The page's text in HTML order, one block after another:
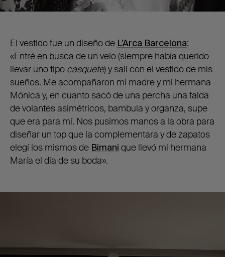
El vestido fue un diseño de L’Arca Barcelona:
«Entré en busca de un velo (siempre había querido
llevar uno tipo casquete) y salí con el vestido de mis
sueños. Me acompañaron mi madre y mi hermana
Mónica y, en cuanto sacó de una percha una falda
de volantes asimétricos, bambula y organza, supe
que era para mí. Nos pusimos manos a la obra para
diseñar un top que la complementara y de zapatos
elegí los mismos de Bimani que llevó mi hermana
María el día de su boda».